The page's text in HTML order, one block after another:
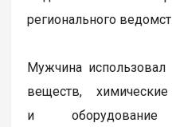
регионального
Мужчина использовал
веществ,
и